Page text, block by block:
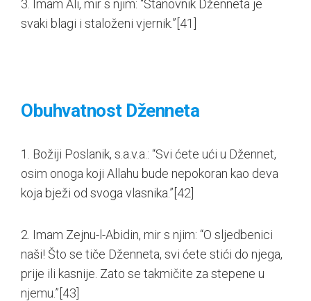
3. Imam Ali, mir s njim: “Stanovnik Dženneta je
svaki blagi i staloženi vjernik.”[41]
Obuhvatnost Dženneta
1. Božiji Poslanik, s.a.v.a.: “Svi ćete ući u Džennet,
osim onoga koji Allahu bude nepokoran kao deva
koja bježi od svoga vlasnika.”[42]
2. Imam Zejnu-l-Abidin, mir s njim: “O sljedbenici
naši! Što se tiče Dženneta, svi ćete stići do njega,
prije ili kasnije. Zato se takmičite za stepene u
njemu.”[43]